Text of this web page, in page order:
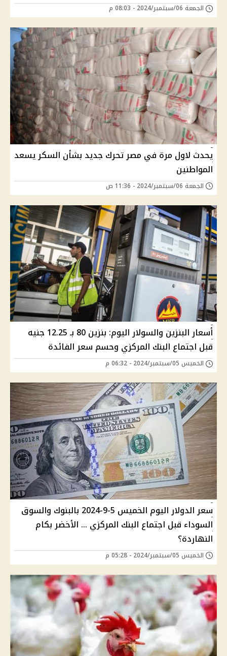
الجمعة 06/سبتمبر/2024 - 08:03 م
يحدث لاول مرة في مصر تحرك جديد بشأن السكر يسعد
المواطنين
الجمعة 06/سبتمبر/2024 - 11:36 ص
أسعار البنزين والسولار اليوم: بنزين 80 بـ 12.25 جنيه
قبل اجتماع البنك المركزي وحسم سعر الفائدة
الخميس 05/سبتمبر/2024 - 06:32 م
سعر الدولار اليوم الخميس 5-9-2024 بالبنوك والسوق
السوداء قبل اجتماع البنك المركزي … الأخضر بكام
النهاردة؟
الخميس 05/سبتمبر/2024 - 05:28 م